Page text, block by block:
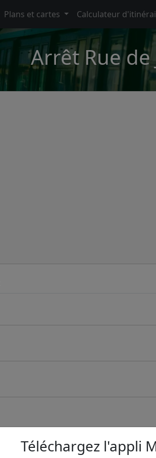
Plans et cartes Calculateur
Arrêt Rue de
Téléchargez l'appli